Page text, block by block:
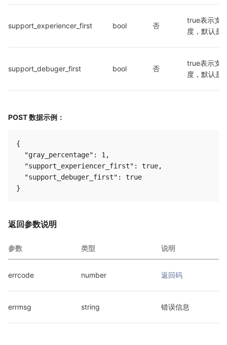
support_experiencer_first bool 否
true表示支
度，默认是
support_debuger_first bool 否
true表示支
度，默认是
POST 数据示例：
{
  "gray_percentage": 1,
  "support_experiencer_first": true,
  "support_debuger_first": true
返回参数说明
参数 类型 说明
errcode number 返回码
errmsg string 错误信息